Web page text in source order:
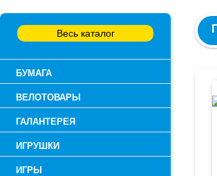
Весь каталог
БУМАГА
ВЕЛОТОВАРЫ
ГАЛАНТЕРЕЯ
ИГРУШКИ
ИГРЫ